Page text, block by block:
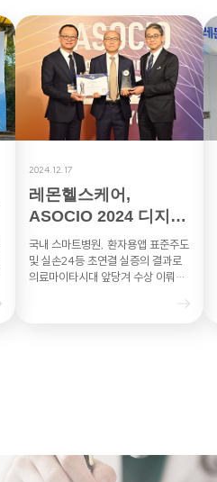
2024.12.17
레몬헬스케어,
ASOCIO 2024 디지털
헬스케어DX부문 혁신
상 수상 영…
국내 스마트병원, 환자용앱 표준주도
및 실손24등 초연결 실증의 결과로
의료마이타시대 앞당겨 수상 이뤄내